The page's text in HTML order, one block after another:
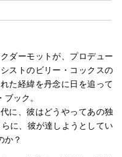
ダーモットが、プロデュー
ストのビリー・コックスの
た経緯を丹念に日を追って
ック。
に、彼はどうやってあの独
に、彼が達しようとしてい
か？